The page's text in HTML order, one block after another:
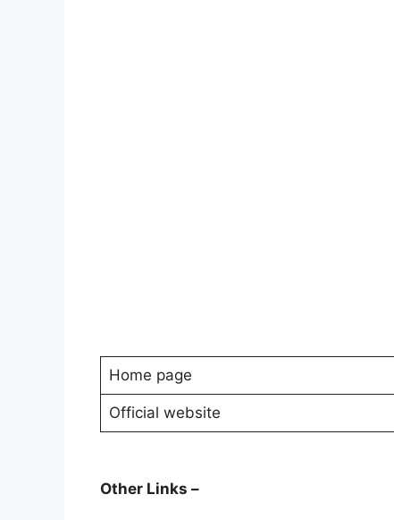
Home page
Official website
Other Links –